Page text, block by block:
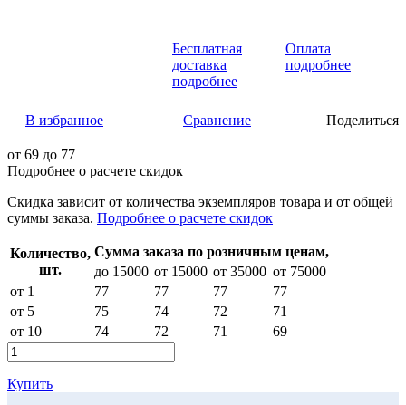
Бесплатная
доставка
подробнее
Оплата
подробнее
В избранное Сравнение Поделиться
от 69 до 77
Подробнее о расчете скидок
Скидка зависит от количества экземпляров товара и от общей
суммы заказа. Подробнее о расчете скидок
Количество,
шт.
Сумма заказа по розничным ценам,
до 15000 от 15000 от 35000 от 75000
от 1
77 77 77
77
от 5
75 74 72
71
от 10
74 72 71 69
Купить